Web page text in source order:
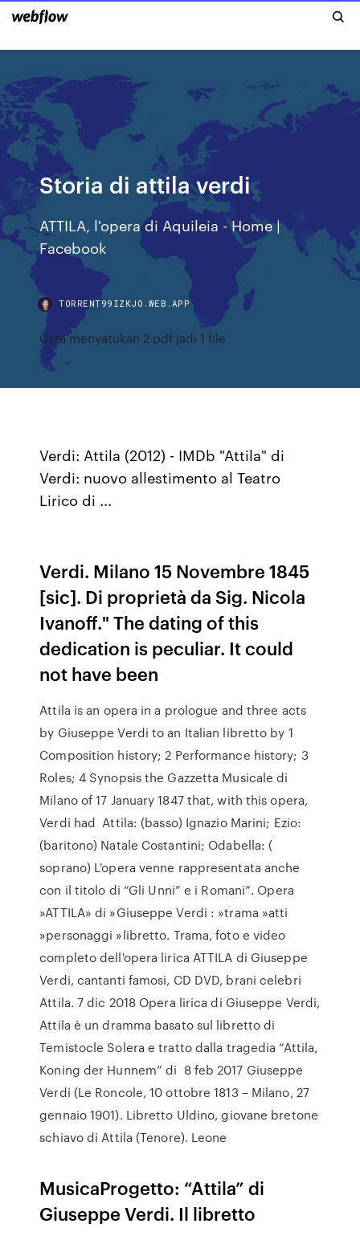
Storia di attila verdi
ATTILA, l'opera di Aquileia - Home |
Facebook
TORRENT99IZKJO.WEB.APP
Cara menyatukan 2 pdf jadi 1 file
Verdi: Attila (2012) - IMDb "Attila" di
Verdi: nuovo allestimento al Teatro
Lirico di ...
Verdi. Milano 15 Novembre 1845
[sic]. Di proprietà da Sig. Nicola
Ivanoff." The dating of this
dedication is peculiar. It could
not have been
Attila is an opera in a prologue and three acts
by Giuseppe Verdi to an Italian libretto by 1
Composition history; 2 Performance history; 3
Roles; 4 Synopsis the Gazzetta Musicale di
Milano of 17 January 1847 that, with this opera,
Verdi had Attila: (basso) Ignazio Marini; Ezio:
(baritono) Natale Costantini; Odabella: (
soprano) L'opera venne rappresentata anche
con il titolo di “Gli Unni” e i Romani”. Opera
»ATTILA» di »Giuseppe Verdi : »trama »atti
»personaggi »libretto. Trama, foto e video
completo dell'opera lirica ATTILA di Giuseppe
Verdi, cantanti famosi, CD DVD, brani celebri
Attila. 7 dic 2018 Opera lirica di Giuseppe Verdi,
Attila è un dramma basato sul libretto di
Temistocle Solera e tratto dalla tragedia “Attila,
Koning der Hunnem” di 8 feb 2017 Giuseppe
Verdi (Le Roncole, 10 ottobre 1813 – Milano, 27
gennaio 1901). Libretto Uldino, giovane bretone
schiavo di Attila (Tenore). Leone
MusicaProgetto: “Attila” di
Giuseppe Verdi. Il libretto